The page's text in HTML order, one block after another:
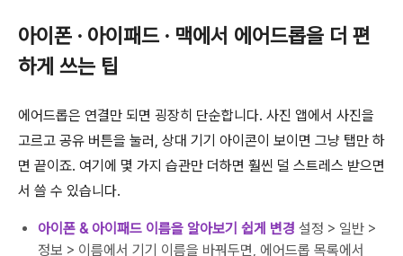
아이폰 · 아이패드 · 맥에서 에어드롭을 더 편
하게 쓰는 팁
에어드롭은 연결만 되면 굉장히 단순합니다. 사진 앱에서 사진을
고르고 공유 버튼을 눌러, 상대 기기 아이콘이 보이면 그냥 탭만 하
면 끝이죠. 여기에 몇 가지 습관만 더하면 훨씬 덜 스트레스 받으면
서 쓸 수 있습니다.
아이폰 & 아이패드 이름을 알아보기 쉽게 변경 설정 > 일반 >
정보 > 이름에서 기기 이름을 바꿔두면, 에어드롭 목록에서